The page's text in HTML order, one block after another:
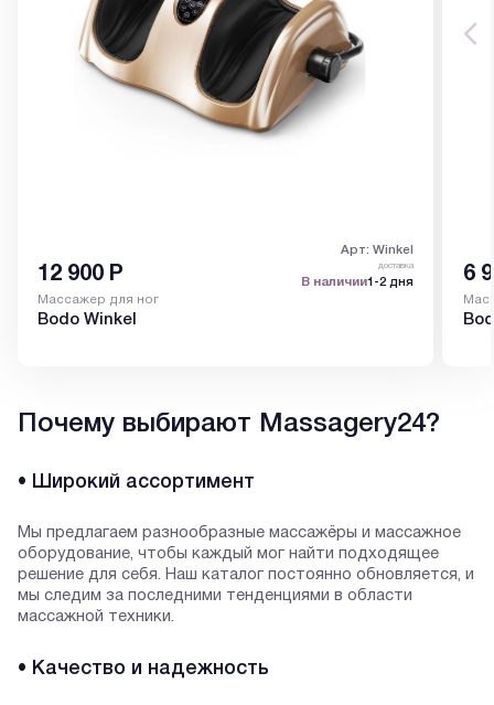
Арт: Winkel
12 900 Р доставка
В наличии1-2 дня
Массажер для ног
Bodo Winkel
6
Почему выбирают Massagery24?
• Широкий ассортимент
Мы предлагаем разнообразные массажёры и массажное
оборудование, чтобы каждый мог найти подходящее
решение для себя. Наш каталог постоянно обновляется, и
мы следим за последними тенденциями в области
массажной техники.
• Качество и надежность